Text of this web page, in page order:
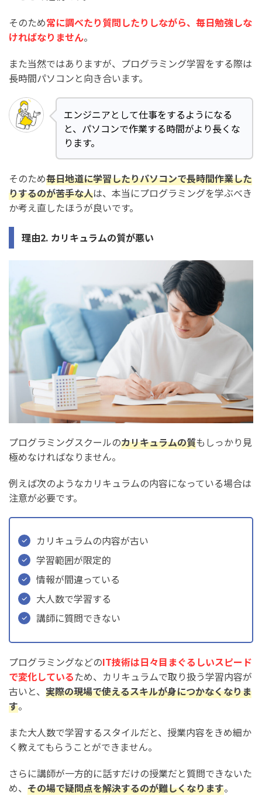
そのため常に調べたり質問したりしながら、毎日勉強しな
ければなりません。
また当然ではありますが、プログラミング学習をする際は
長時間パソコンと向き合います。
エンジニアとして仕事をするようになる
と、パソコンで作業する時間がより長くな
ります。
そのため毎日地道に学習したりパソコンで長時間作業した
りするのが苦手な人は、本当にプログラミングを学ぶべき
か考え直したほうが良いです。
理由2. カリキュラムの質が悪い
プログラミングスクールのカリキュラムの質もしっかり見
極めなければなりません。
例えば次のようなカリキュラムの内容になっている場合は
注意が必要です。
カリキュラムの内容が古い
学習範囲が限定的
情報が間違っている
大人数で学習する
講師に質問できない
プログラミングなどのIT技術は日々目まぐるしいスピード
で変化しているため、カリキュラムで取り扱う学習内容が
古いと、 実際の現場で使えるスキルが身につかなくなりま
す。
また大人数で学習するスタイルだと、授業内容をきめ細か
く教えてもらうことができません。
さらに講師が一方的に話すだけの授業だと質問できないた
め、 その場で疑問点を解決するのが難しくなります。